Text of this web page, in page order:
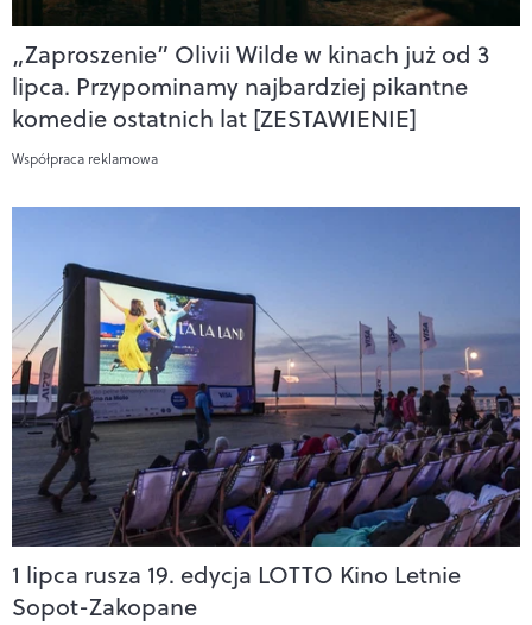
„Zaproszenie” Olivii Wilde w kinach już od 3
lipca. Przypominamy najbardziej pikantne
komedie ostatnich lat [ZESTAWIENIE]
Współpraca reklamowa
1 lipca rusza 19. edycja LOTTO Kino Letnie
Sopot-Zakopane